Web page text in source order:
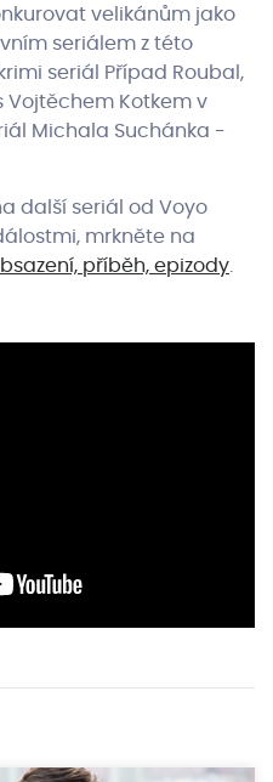
velikánům jako
seriálem z této
seriál Případ Roubal,
Vojtěchem Kotkem v
Michala Suchánka -
další seriál od Voyo
mrkněte na
příběh, epizody.